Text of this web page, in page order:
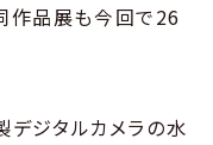
作品展も今回で26
デジタルカメラの水